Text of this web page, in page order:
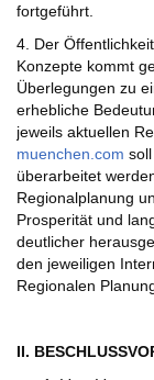
fortgeführt.
4. Der
Konzepte kommt
Überlegungen zu
erhebliche
jeweils aktuellen
muenchen.com
überarbeitet
Regionalplanung
Prosperität und
deutlicher
den jeweiligen
Regionalen
II.